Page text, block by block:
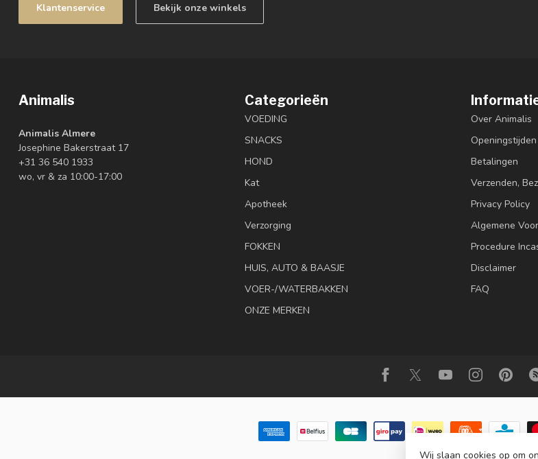
Klantenservice Bekijk onze winkels
Animalis
Animalis Almere
Josephine Bakerstraat 17
+31 36 540 1933
wo, vr & za 10:00-17:00
Categorieën
VOEDING
SNACKS
HOND
Kat
Apotheek
Verzorging
FOKKEN
HUIS, AUTO & BAASJE
VOER-/WATERBAKKEN
ONZE MERKEN
Over Animalis
Betalingen
Verzenden,
Privacy Policy
Algemene
Procedure
Disclaimer
FAQ
Wij slaan cookies op om